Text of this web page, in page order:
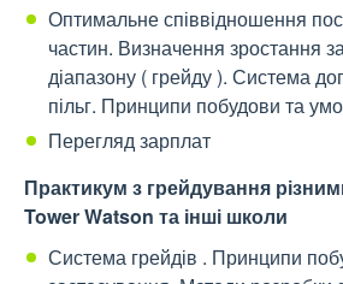
Оптимальне співвідношення
частин. Визначення зростання
діапазону ( грейду ). Система
пільг. Принципи побудови та
Перегляд зарплат
Практикум з грейдування
Tower Watson та інші школи
Система грейдів . Принципи